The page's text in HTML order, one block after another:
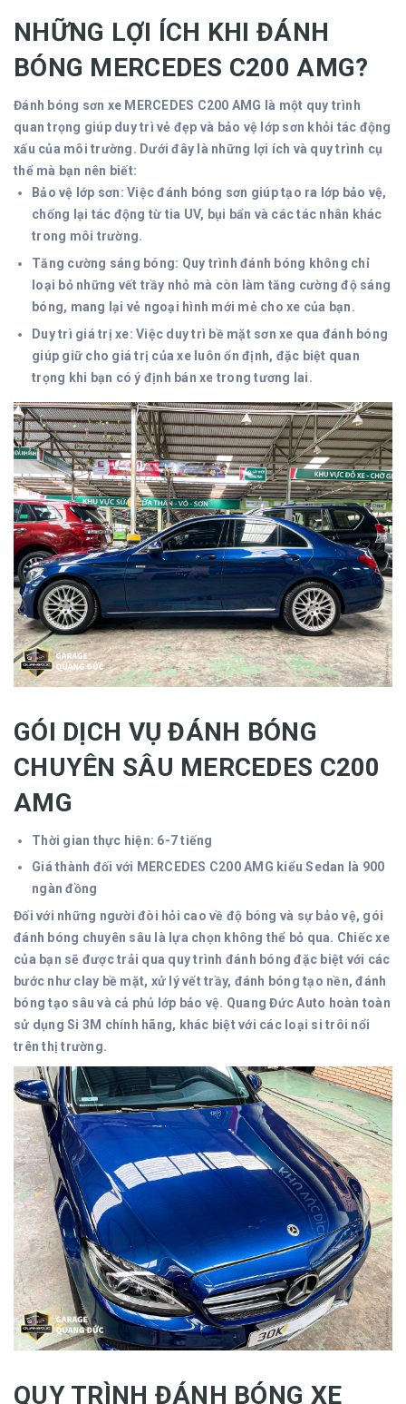
NHỮNG LỢI ÍCH KHI ĐÁNH
BÓNG MERCEDES C200 AMG?
Đánh bóng sơn xe MERCEDES C200 AMG là một quy trình
quan trọng giúp duy trì vẻ đẹp và bảo vệ lớp sơn khỏi tác động
xấu của môi trường. Dưới đây là những lợi ích và quy trình cụ
thể mà bạn nên biết:
Bảo vệ lớp sơn: Việc đánh bóng sơn giúp tạo ra lớp bảo vệ,
chống lại tác động từ tia UV, bụi bẩn và các tác nhân khác
trong môi trường.
Tăng cường sáng bóng: Quy trình đánh bóng không chỉ
loại bỏ những vết trầy nhỏ mà còn làm tăng cường độ sáng
bóng, mang lại vẻ ngoại hình mới mẻ cho xe của bạn.
Duy trì giá trị xe: Việc duy trì bề mặt sơn xe qua đánh bóng
giúp giữ cho giá trị của xe luôn ổn định, đặc biệt quan
trọng khi bạn có ý định bán xe trong tương lai.
GÓI DỊCH VỤ ĐÁNH BÓNG
CHUYÊN SÂU MERCEDES C200
AMG
Thời gian thực hiện: 6-7 tiếng
Giá thành đối với MERCEDES C200 AMG kiểu Sedan là 900
ngàn đồng
Đối với những người đòi hỏi cao về độ bóng và sự bảo vệ, gói
đánh bóng chuyên sâu là lựa chọn không thể bỏ qua. Chiếc xe
của bạn sẽ được trải qua quy trình đánh bóng đặc biệt với các
bước như clay bề mặt, xử lý vết trầy, đánh bóng tạo nền, đánh
bóng tạo sâu và cả phủ lớp bảo vệ. Quang Đức Auto hoàn toàn
sử dụng Si 3M chính hãng, khác biệt với các loại si trôi nổi
trên thị trường.
QUY TRÌNH ĐÁNH BÓNG XE